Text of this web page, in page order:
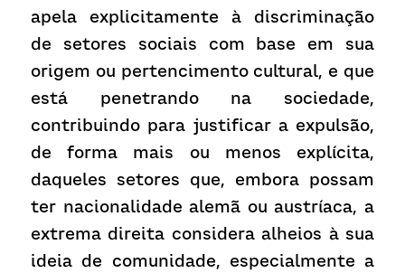
apela explicitamente à discriminação
de setores sociais com base em sua
origem ou pertencimento cultural, e que
está penetrando na sociedade,
contribuindo para justificar a expulsão,
de forma mais ou menos explícita,
daqueles setores que, embora possam
ter nacionalidade alemã ou austríaca, a
extrema direita considera alheios à sua
ideia de comunidade, especialmente a